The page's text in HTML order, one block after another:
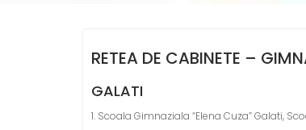
RETEA DE CABINETE –
GALATI
1. Scoala Gimnaziala “Elena Cuza” Galati,